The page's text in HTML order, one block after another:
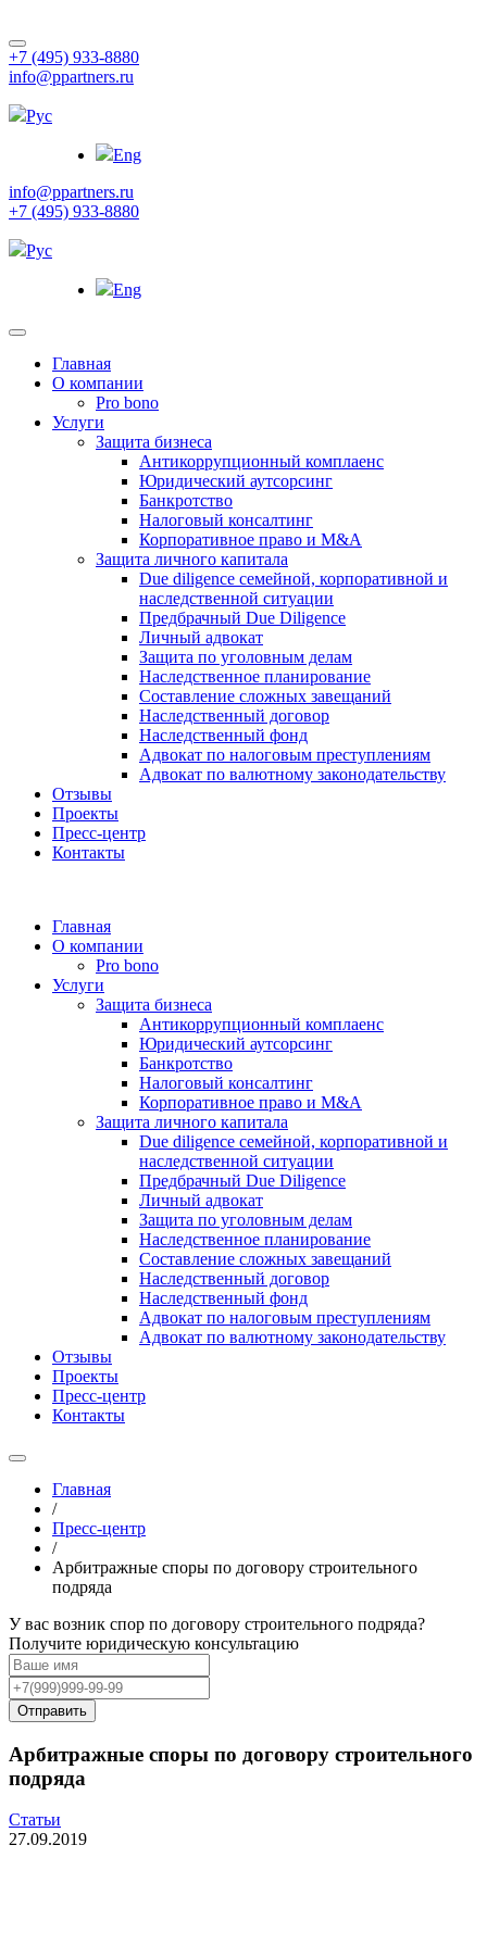
+7 (495) 933-8880
info@ppartners.ru
Рус
Eng
info@ppartners.ru
+7 (495) 933-8880
Рус
Eng
Главная
О компании
Pro bono
Услуги
Защита бизнеса
Антикоррупционный комплаенс
Юридический аутсорсинг
Банкротство
Налоговый консалтинг
Корпоративное право и M&A
Защита личного капитала
Due diligence семейной, корпоративной и
наследственной ситуации
Предбрачный Due Diligence
Личный адвокат
Защита по уголовным делам
Наследственное планирование
Составление сложных завещаний
Наследственный договор
Наследственный фонд
Адвокат по налоговым преступлениям
Адвокат по валютному законодательству
Отзывы
Проекты
Пресс-центр
Контакты
Главная
О компании
Pro bono
Услуги
Защита бизнеса
Антикоррупционный комплаенс
Юридический аутсорсинг
Банкротство
Налоговый консалтинг
Корпоративное право и M&A
Защита личного капитала
Due diligence семейной, корпоративной и
наследственной ситуации
Предбрачный Due Diligence
Личный адвокат
Защита по уголовным делам
Наследственное планирование
Составление сложных завещаний
Наследственный договор
Наследственный фонд
Адвокат по налоговым преступлениям
Адвокат по валютному законодательству
Отзывы
Проекты
Пресс-центр
Контакты
Главная
/
Пресс-центр
/
Арбитражные споры по договору строительного
подряда
У вас возник спор по договору строительного подряда?
Получите юридическую консультацию
Арбитражные споры по договору строительного
подряда
Статьи
27.09.2019